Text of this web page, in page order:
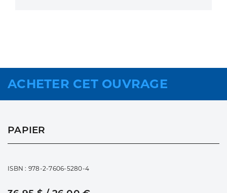
ACHETER CET OUVRAGE
PAPIER
ISBN : 978-2-7606-5280-4